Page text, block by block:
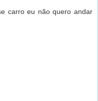
carro eu não quero andar